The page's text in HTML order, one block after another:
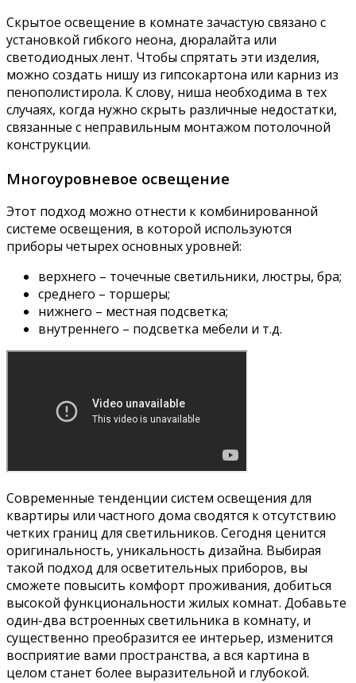
Скрытое освещение в комнате зачастую связано с
установкой гибкого неона, дюралайта или
светодиодных лент. Чтобы спрятать эти изделия,
можно создать нишу из гипсокартона или карниз из
пенополистирола. К слову, ниша необходима в тех
случаях, когда нужно скрыть различные недостатки,
связанные с неправильным монтажом потолочной
конструкции.
Многоуровневое освещение
Этот подход можно отнести к комбинированной
системе освещения, в которой используются
приборы четырех основных уровней:
верхнего – точечные светильники, люстры, бра;
среднего – торшеры;
нижнего – местная подсветка;
внутреннего – подсветка мебели и т.д.
Современные тенденции систем освещения для
квартиры или частного дома сводятся к отсутствию
четких границ для светильников. Сегодня ценится
оригинальность, уникальность дизайна. Выбирая
такой подход для осветительных приборов, вы
сможете повысить комфорт проживания, добиться
высокой функциональности жилых комнат. Добавьте
один-два встроенных светильника в комнату, и
существенно преобразится ее интерьер, изменится
восприятие вами пространства, а вся картина в
целом станет более выразительной и глубокой.